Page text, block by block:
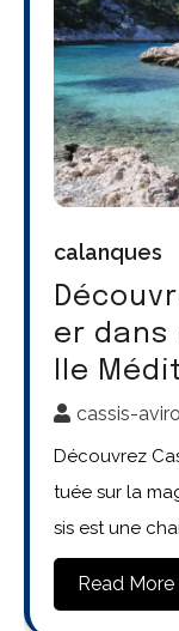
calanques
er dans
lle
cassis-
Découvrez
tuée sur la
sis est une
Read More